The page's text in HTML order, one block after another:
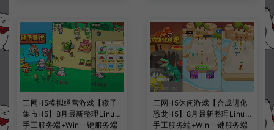
三网H5模拟经营游戏【猴子
集市H5】8月最新整理Linux
手工服务端+Win一键服务端
三网H5休闲游戏【合成进化
恐龙H5】8月最新整理Linux
手工服务端+Win一键服务端